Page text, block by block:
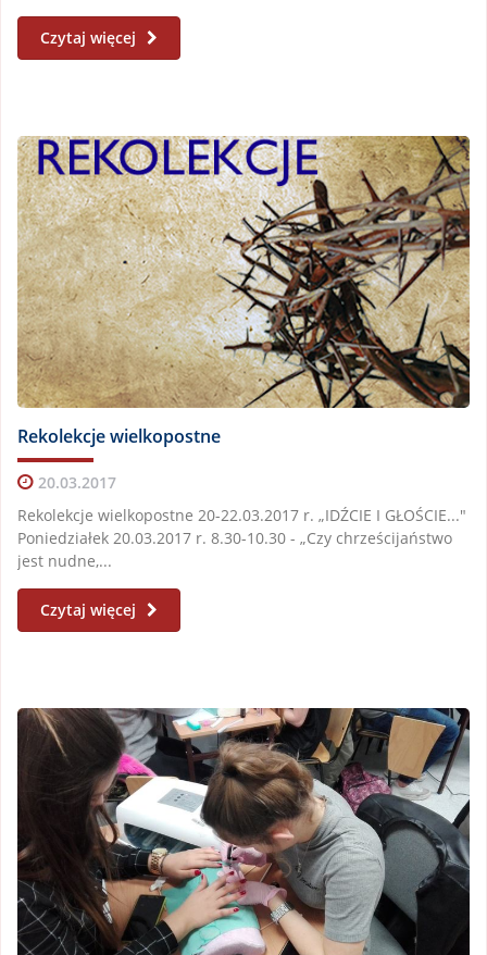
Czytaj więcej
Rekolekcje wielkopostne
20.03.2017
Rekolekcje wielkopostne 20-22.03.2017 r. „IDŹCIE I GŁOŚCIE..."
Poniedziałek 20.03.2017 r. 8.30-10.30 - „Czy chrześcijaństwo
jest nudne,...
Czytaj więcej